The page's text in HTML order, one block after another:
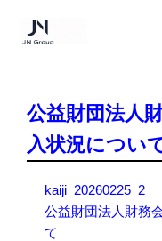
公益財団法人
入状況につい
kaiji_20260225_2
公益財団法人財務
て